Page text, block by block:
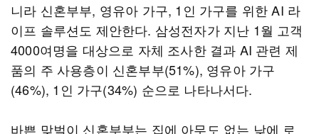
니라 신혼부부, 영유아 가구, 1인 가구를 위한 AI 라
이프 솔루션도 제안한다. 삼성전자가 지난 1월 고객
4000여명을 대상으로 자체 조사한 결과 AI 관련 제
품의 주 사용층이 신혼부부(51%), 영유아 가구
(46%), 1인 가구(34%) 순으로 나타나서다.
바쁜 맞벌이 신혼부부는 집에 아무도 없는 낮에 로